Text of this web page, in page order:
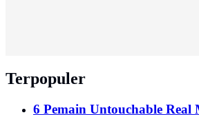
Terpopuler
6 Pemain Untouchable